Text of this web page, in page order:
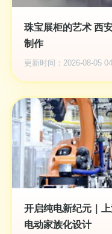
珠宝展柜的艺术 西
制作
更新时间：2026-08-05
开启纯电新纪元｜
电动家族化设计